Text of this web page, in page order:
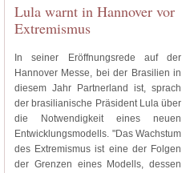
Lula warnt in Hannover vor
Extremismus
In seiner Eröffnungsrede auf der
Hannover Messe, bei der Brasilien in
diesem Jahr Partnerland ist, sprach
der brasilianische Präsident Lula über
die Notwendigkeit eines neuen
Entwicklungsmodells. "Das Wachstum
des Extremismus ist eine der Folgen
der Grenzen eines Modells, dessen